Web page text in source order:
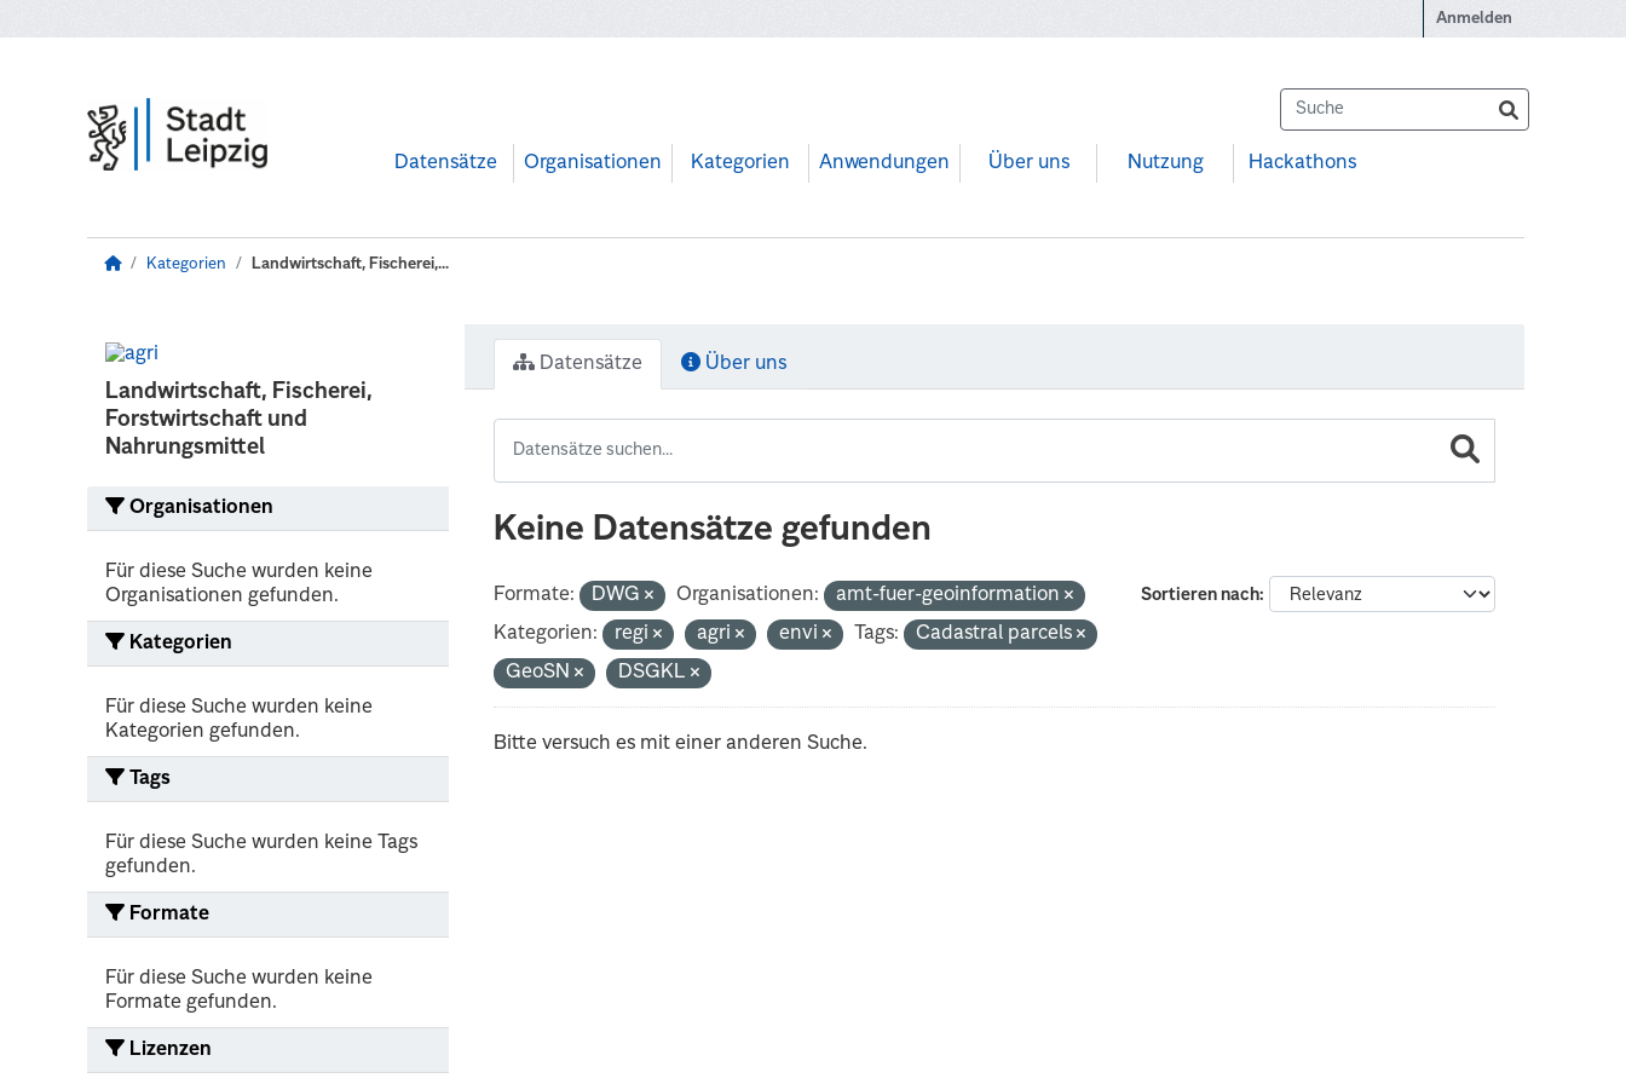
Anmelden
Datensätze Organisationen Kategorien Anwendungen Über uns Nutzung Hackathons
Kategorien Landwirtschaft, Fischerei,...
Landwirtschaft, Fischerei,
Forstwirtschaft und
Nahrungsmittel
Organisationen
Für diese Suche wurden keine
Organisationen gefunden.
Kategorien
Für diese Suche wurden keine
Kategorien gefunden.
Tags
Für diese Suche wurden keine Tags
gefunden.
Formate
Für diese Suche wurden keine
Formate gefunden.
Lizenzen
Datensätze Über uns
Keine Datensätze gefunden
Sortieren nach
Formate: DWG Organisationen:
amt-fuer-geoinformation
Kategorien:
regi agri envi Tags:
Cadastral parcels
GeoSN
DSGKL
Bitte versuch es mit einer anderen Suche.